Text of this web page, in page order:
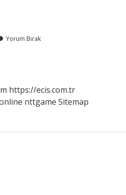
Yorum Bırak
https://ecis.com.tr
nttgame Sitemap